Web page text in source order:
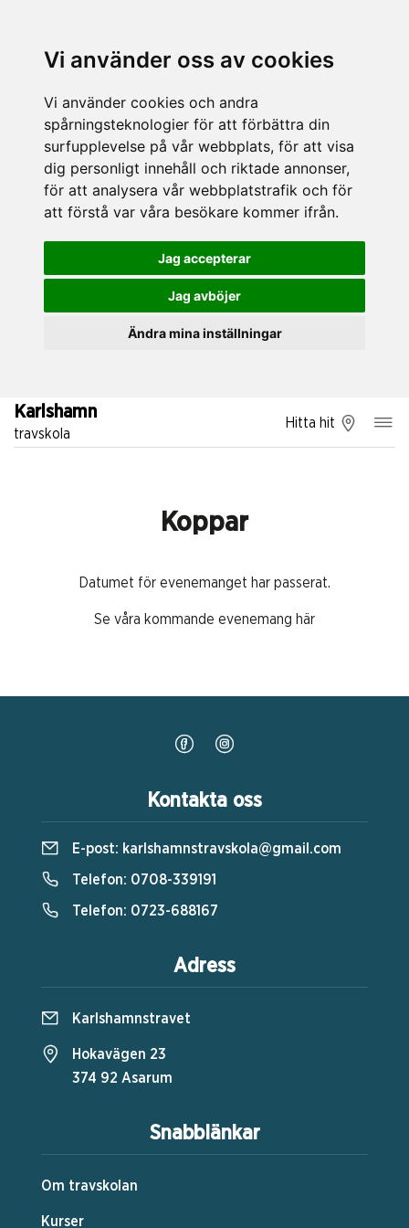
Vi använder oss av cookies
Vi använder cookies och andra
spårningsteknologier för att förbättra din
surfupplevelse på vår webbplats, för att visa
dig personligt innehåll och riktade annonser,
för att analysera vår webbplatstrafik och för
att förstå var våra besökare kommer ifrån.
Jag accepterar
Jag avböjer
Ändra mina inställningar
Karlshamn
travskola
Hitta hit
Koppar
Datumet för evenemanget har passerat.
Se våra kommande evenemang här
Snabblänkar
Om travskolan
Kurser
Kontakta oss
E-post: karlshamnstravskola@gmail.com
Telefon: 0708-339191
Telefon: 0723-688167
Adress
Karlshamnstravet
Hokavägen 23
374 92 Asarum